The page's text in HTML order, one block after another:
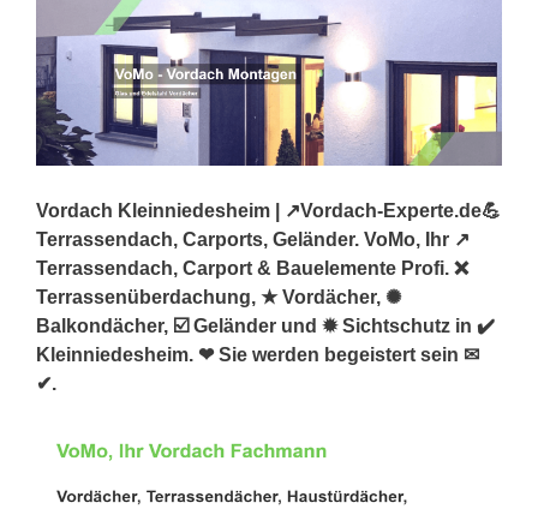
Vordach Kleinniedesheim | ↗️Vordach-Experte.de💪
Terrassendach, Carports, Geländer. VoMo, Ihr ↗️
Terrassendach, Carport & Bauelemente Profi. ❌
Terrassenüberdachung, ★ Vordächer, ✺
Balkondächer, ☑️ Geländer und ✹ Sichtschutz in ✔️
Kleinniedesheim. ❤ Sie werden begeistert sein ✉
✔.